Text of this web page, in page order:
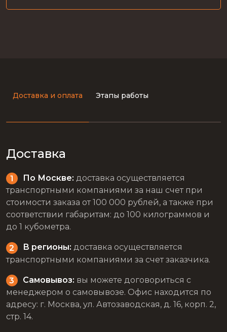
Доставка и оплата Этапы работы
Доставка
По Москве: доставка осуществляется
транспортными компаниями за наш счет при
стоимости заказа от 100 000 рублей, а также при
соответствии габаритам: до 100 килограммов и
до 1 кубометра.
В регионы: доставка осуществляется
транспортными компаниями за счет заказчика.
Самовывоз: вы можете договориться с
менеджером о самовывозе. Офис находится по
адресу: г. Москва, ул. Автозаводская, д. 16, корп. 2,
стр. 14.